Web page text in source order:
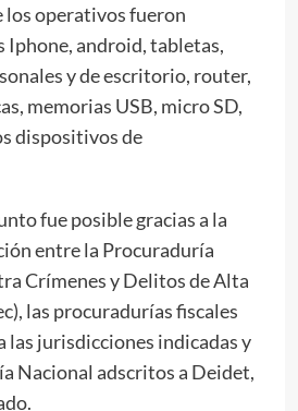
los operativos fueron
Iphone, android, tabletas,
y de escritorio, router,
memorias USB, micro SD,
dispositivos de
fue posible gracias a la
entre la Procuraduría
Crímenes y Delitos de Alta
las procuradurías fiscales
las jurisdicciones indicadas y
Nacional adscritos a Deidet,